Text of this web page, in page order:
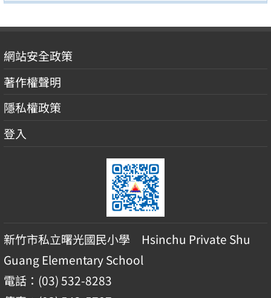
網站安全政策
著作權聲明
隱私權政策
登入
新竹市私立曙光國民小學 Hsinchu Private Shu
Guang Elementary School
電話：(03) 532-8283